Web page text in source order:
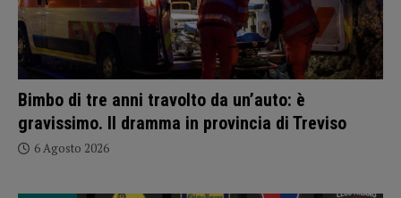
Bimbo di tre anni travolto da un’auto: è
gravissimo. Il dramma in provincia di Treviso
6 Agosto 2026